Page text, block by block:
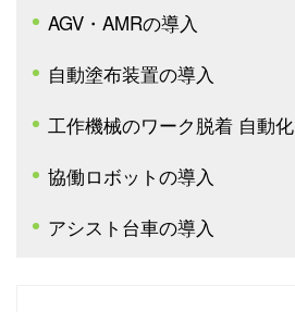
AGV・AMRの導入
自動塗布装置の導入
工作機械のワーク脱着 自動化
協働ロボットの導入
アシスト台車の導入